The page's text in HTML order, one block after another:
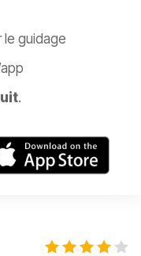
le guidage
.